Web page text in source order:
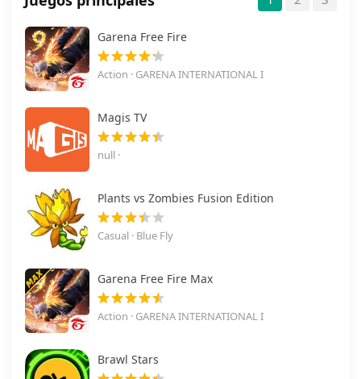
Garena Free Fire
Action · GARENA INTERNATIONAL I
Magis TV
null ·
Plants vs Zombies Fusion Edition
Casual · Blue Fly
Garena Free Fire Max
Action · GARENA INTERNATIONAL I
Brawl Stars